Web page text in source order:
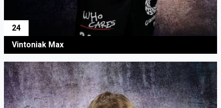
24
Vintoniak Max